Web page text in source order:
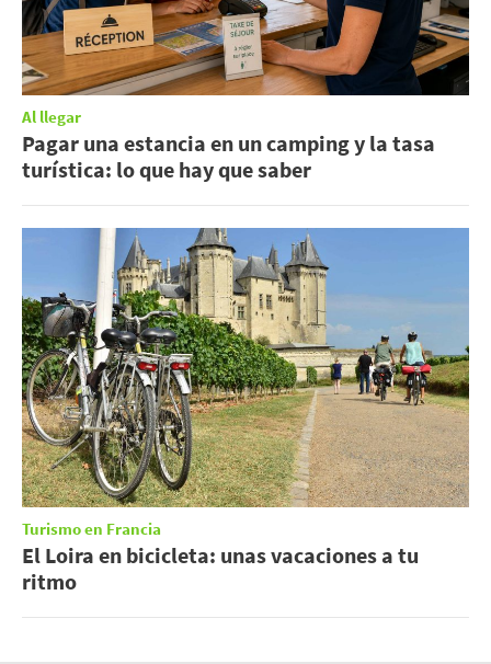
Al llegar
Pagar una estancia en un camping y la tasa
turística: lo que hay que saber
Turismo en Francia
El Loira en bicicleta: unas vacaciones a tu
ritmo